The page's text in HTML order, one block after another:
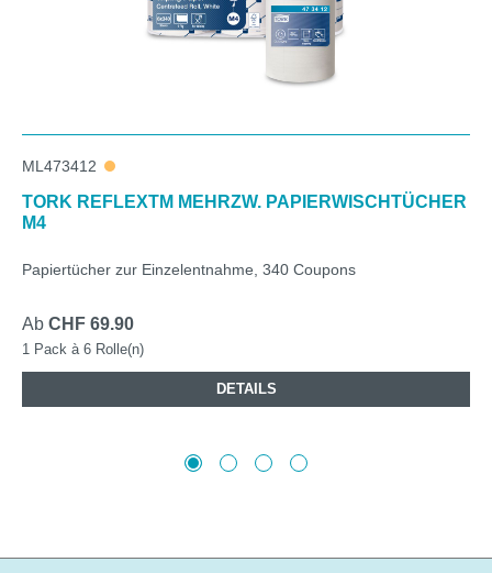
ML473412
TORK REFLEXTM MEHRZW. PAPIERWISCHTÜCHER
M4
Papiertücher zur Einzelentnahme, 340 Coupons
Ab CHF 69.90
1 Pack à 6 Rolle(n)
DETAILS